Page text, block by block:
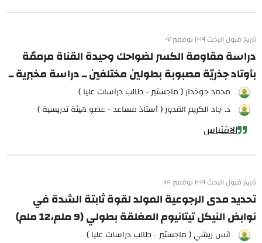
تاريخ قبول البحث ٢٠١٩ نوفمبر ٠٧
دراسة مقاومة الكسر لضواحك وحيدة القناة مرممّة
بأوتاد جذريّة مصبوبة بطولين مختلفين ــ دراسة مخبرية ــ
محمد جوخدار ( ماجستير - طالب دراسات عليا )
د. جاد الكريم القدور ( أستاذ مساعد - عضو هيئة تدريسية )
الاقتباس
تاريخ قبول البحث ٢٠١٩ نوفمبر ١٣
تحديد مدى الرجوعية المولد لقوة ثابتة الشدة في
نوابض النيكل تيتانيوم المغلقة بطولي (9 ملم،12 ملم)
أنس ريشي ( ماجستير - طالب دراسات عليا )